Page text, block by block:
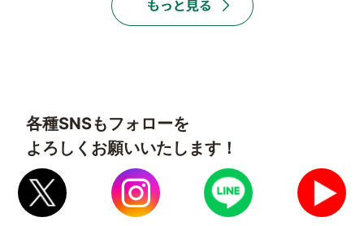
各種SNSもフォローを
よろしくお願いいたします！